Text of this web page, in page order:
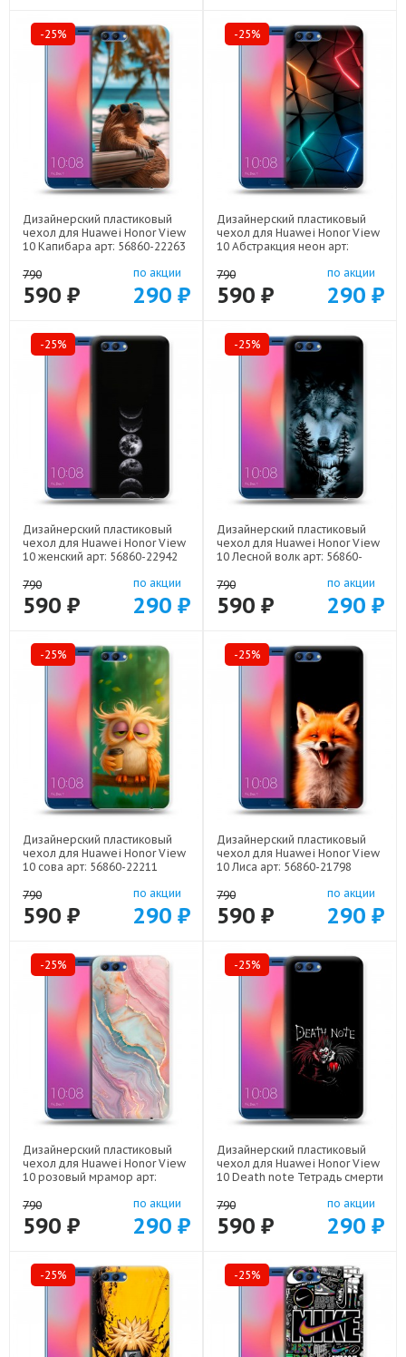
-25%
Дизайнерский пластиковый
чехол для Huawei Honor View
10 Капибара арт: 56860-22263
790
590 ₽
по акции
290 ₽
-25%
Дизайнерский пластиковый
чехол для Huawei Honor View
10 Абстракция неон арт:
790
590 ₽
по акции
290 ₽
-25%
Дизайнерский пластиковый
чехол для Huawei Honor View
10 женский арт: 56860-22942
790
590 ₽
по акции
290 ₽
-25%
Дизайнерский пластиковый
чехол для Huawei Honor View
10 Лесной волк арт: 56860-
790
590 ₽
по акции
290 ₽
-25%
Дизайнерский пластиковый
чехол для Huawei Honor View
10 сова арт: 56860-22211
790
590 ₽
по акции
290 ₽
-25%
Дизайнерский пластиковый
чехол для Huawei Honor View
10 Лиса арт: 56860-21798
790
590 ₽
по акции
290 ₽
-25%
Дизайнерский пластиковый
чехол для Huawei Honor View
10 розовый мрамор арт:
790
590 ₽
по акции
290 ₽
-25%
Дизайнерский пластиковый
чехол для Huawei Honor View
10 Death note Тетрадь смерти
790
590 ₽
по акции
290 ₽
-25% -25%